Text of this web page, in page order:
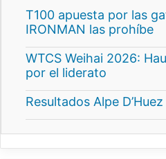
T100 apuesta por las
IRONMAN las prohíbe
WTCS Weihai 2026:
por el liderato
Resultados Alpe